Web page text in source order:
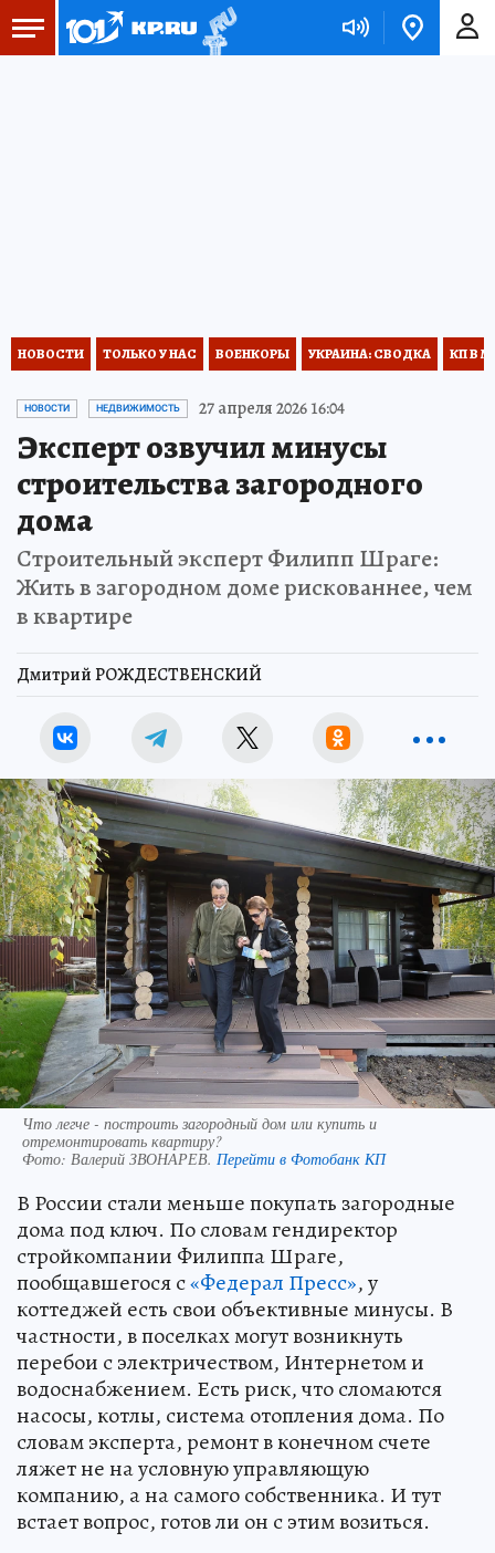
НОВОСТИ ТОЛЬКО У НАС ВОЕНКОРЫ УКРАИНА: СВОДКА КП В
НОВОСТИ НЕДВИЖИМОСТЬ 27 апреля 2026 16:04
Эксперт озвучил минусы
строительства загородного
дома
Строительный эксперт Филипп Шраге:
Жить в загородном доме рискованнее, чем
в квартире
Дмитрий РОЖДЕСТВЕНСКИЙ
Что легче - построить загородный дом или купить и
отремонтировать квартиру?
Фото: Валерий ЗВОНАРЕВ. Перейти в Фотобанк КП
В России стали меньше покупать загородные
дома под ключ. По словам гендиректор
стройкомпании Филиппа Шраге,
пообщавшегося с«Федерал Пресс», у
коттеджей есть свои объективные минусы. В
частности, в поселках могут возникнуть
перебои с электричеством, Интернетом и
водоснабжением. Есть риск, что сломаются
насосы, котлы, система отопления дома. По
словам эксперта, ремонт в конечном счете
ляжет не на условную управляющую
компанию, а на самого собственника. И тут
встает вопрос, готов ли он с этим возиться.